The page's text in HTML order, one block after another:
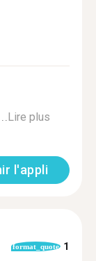
Lire plus
l'appli
format_quote 1